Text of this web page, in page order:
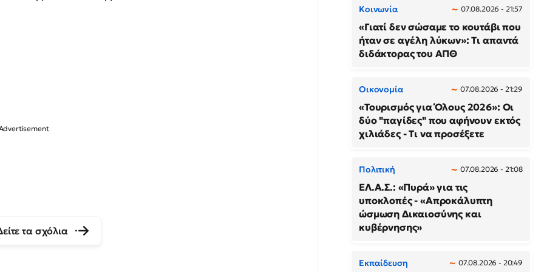
τα σχόλια
Κοινωνία 07.08.2026 - 21:57
«Γιατί δεν σώσαμε το κουτάβι που
ήταν σε αγέλη λύκων»: Τι απαντά
διδάκτορας του ΑΠΘ
Οικονομία 07.08.2026 - 21:29
«Τουρισμός για Όλους 2026»: Οι
δύο "παγίδες" που αφήνουν εκτός
χιλιάδες - Τι να προσέξετε
Πολιτική 07.08.2026 - 21:08
ΕΛ.Α.Σ.: «Πυρά» για τις
υποκλοπές - «Απροκάλυπτη
ώσμωση Δικαιοσύνης και
κυβέρνησης»
Εκπαίδευση 07.08.2026 - 20:49